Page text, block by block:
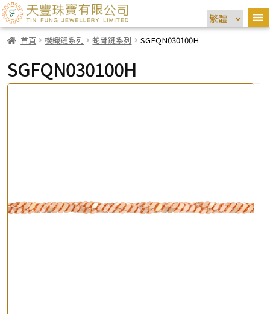
首頁 機織鏈系列 蛇骨鏈系列 SGFQN030100H
SGFQN030100H